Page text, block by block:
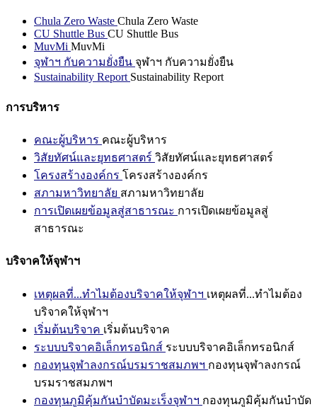
Chula Zero Waste Chula Zero Waste
CU Shuttle Bus CU Shuttle Bus
MuvMi MuvMi
จุฬาฯ กับความยั่งยืน จุฬาฯ กับความยั่งยืน
Sustainability Report Sustainability Report
การบริหาร
คณะผู้บริหาร คณะผู้บริหาร
วิสัยทัศน์และยุทธศาสตร์ วิสัยทัศน์และยุทธศาสตร์
โครงสร้างองค์กร โครงสร้างองค์กร
สภามหาวิทยาลัย สภามหาวิทยาลัย
การเปิดเผยข้อมูลสู่สาธารณะ การเปิดเผยข้อมูลสู่
สาธารณะ
บริจาคให้จุฬาฯ
เหตุผลที่...ทำไมต้องบริจาคให้จุฬาฯ เหตุผลที่...ทำไมต้อง
บริจาคให้จุฬาฯ
เริ่มต้นบริจาค เริ่มต้นบริจาค
ระบบบริจาคอิเล็กทรอนิกส์ ระบบบริจาคอิเล็กทรอนิกส์
กองทุนจุฬาลงกรณ์บรมราชสมภพฯ กองทุนจุฬาลงกรณ์
บรมราชสมภพฯ
กองทุนภูมิคุ้มกันบำบัดมะเร็งจุฬาฯ กองทุนภูมิคุ้มกันบำบัด